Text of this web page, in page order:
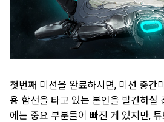
첫번째 미션을 완료하시면, 미션 중간
용 함선을 타고 있는 본인을 발견하실
에는 중요 부분들이 빠진 게 있지만,